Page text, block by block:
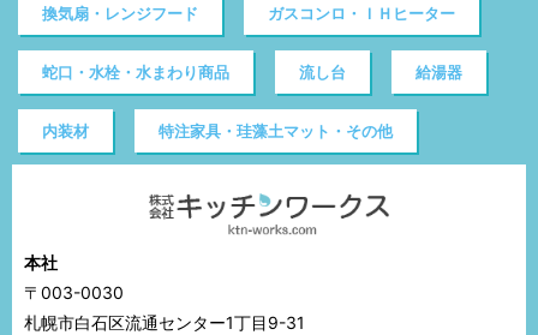
換気扇・レンジフード ガスコンロ・ＩＨヒーター
蛇口・水栓・水まわり商品 流し台 給湯器
内装材 特注家具・珪藻土マット・その他
本社
〒003-0030
札幌市白石区流通センター1丁目9-31